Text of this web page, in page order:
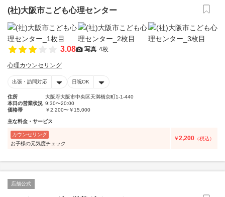
(社)大阪市こども心理センター
3.08 写真 4枚
心理カウンセリング
出張・訪問対応 日祝OK
住所
大阪府大阪市中央区天満橋京町1-1-440
本日の営業状況 9:30〜20:00
価格帯
￥2,200〜￥15,000
主な料金・サービス
カウンセリング
お子様の元気度チェック
￥2,200 （税込）
店舗公式